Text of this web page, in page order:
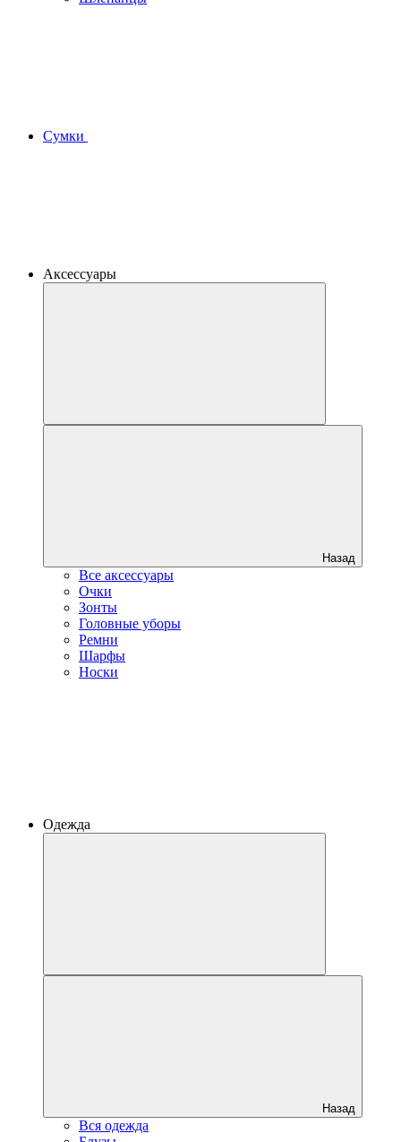
Сумки
Аксессуары
Назад
Все аксессуары
Очки
Зонты
Головные уборы
Ремни
Шарфы
Носки
Одежда
Назад
Вся одежда